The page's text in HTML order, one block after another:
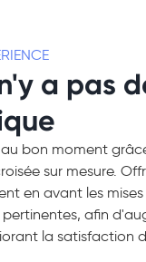
a pas
bon moment
sur mesure.
en avant les
afin
la satisfaction